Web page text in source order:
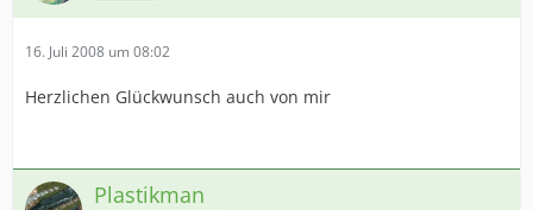
16. Juli 2008 um 08:02
Herzlichen Glückwunsch auch von mir
Plastikman